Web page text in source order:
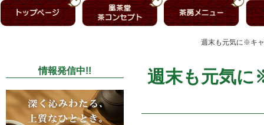
週末も元気に※キ
情報発信中!! 週末も元気